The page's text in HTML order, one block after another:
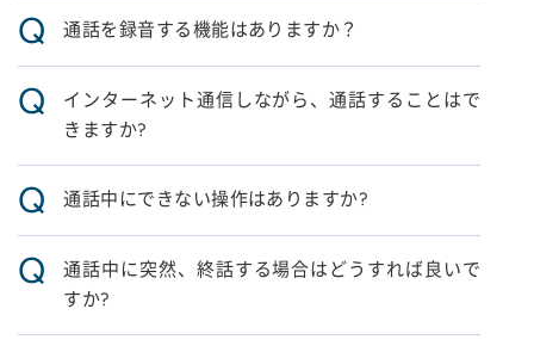
Q 通話を録音する機能はありますか？
Q
インターネット通信しながら、通話することはで
きますか?
Q 通話中にできない操作はありますか?
Q
通話中に突然、終話する場合はどうすれば良いで
すか?